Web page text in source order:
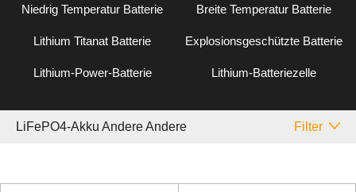
Niedrig Temperatur Batterie Breite Temperatur Batterie
Lithium Titanat Batterie Explosionsgeschützte Batterie
Lithium-Power-Batterie Lithium-Batteriezelle
LiFePO4-Akku Andere Andere Filter